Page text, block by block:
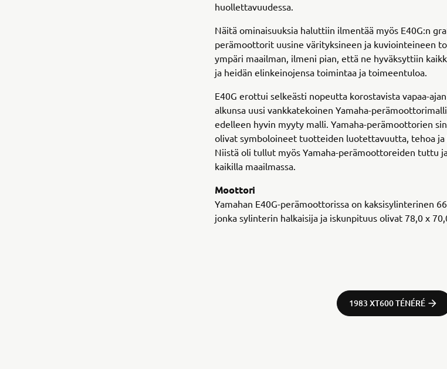
huollettavuudessa.
Näitä ominaisuuksia haluttiin ilmentää myös E40G:n
perämoottorit uusine värityksineen ja kuviointeineen
ympäri maailman, ilmeni pian, että ne hyväksyttiin
ja heidän elinkeinojensa toimintaa ja toimeentuloa.
E40G erottui selkeästi nopeutta korostavista vapaa-
alkunsa uusi vankkatekoinen Yamaha-
edelleen hyvin myyty malli. Yamaha-perämoottorien
olivat symboloineet tuotteiden luotettavuutta, tehoa ja
Niistä oli tullut myös Yamaha-perämoottoreiden tuttu
kaikilla maailmassa.
Moottori
Yamahan E40G-perämoottorissa on kaksisylinterinen
jonka sylinterin halkaisija ja iskunpituus olivat 78,0 x
1983 XT600 TÉNÉRÉ